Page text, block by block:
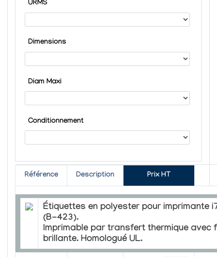
URMS
Dimensions
Diam Maxi
Conditionnement
Référence Description Prix HT
Étiquettes en polyester pour imprimante
(B-423).
Imprimable par transfert thermique avec
brillante. Homologué UL.